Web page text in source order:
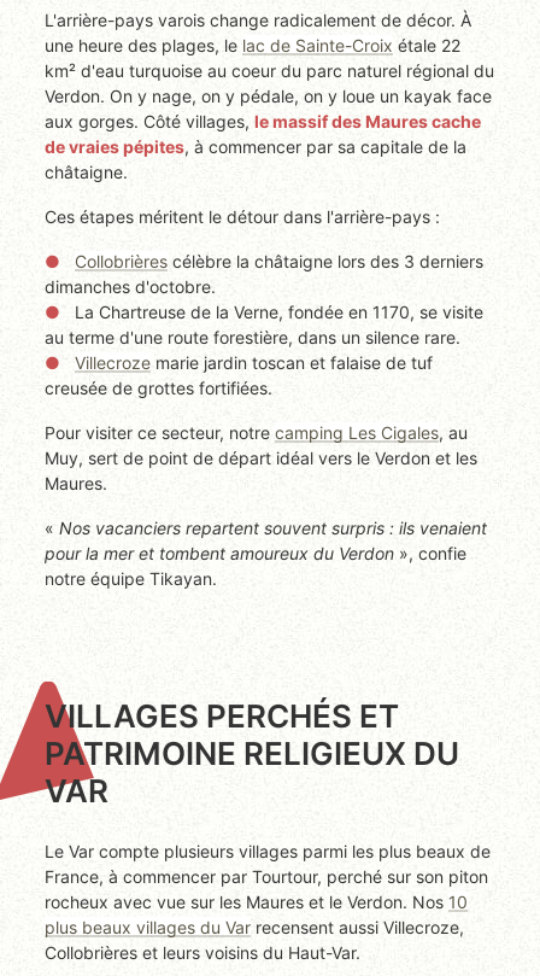
L'arrière-pays varois change radicalement de décor. À
une heure des plages, le lac de Sainte-Croix étale 22
km² d'eau turquoise au coeur du parc naturel régional du
Verdon. On y nage, on y pédale, on y loue un kayak face
aux gorges. Côté villages,le massif des Maures cache
de vraies pépites, à commencer par sa capitale de la
châtaigne.
Ces étapes méritent le détour dans l'arrière-pays :
Collobrières célèbre la châtaigne lors des 3 derniers
dimanches d'octobre.
La Chartreuse de la Verne, fondée en 1170, se visite
au terme d'une route forestière, dans un silence rare.
Villecroze marie jardin toscan et falaise de tuf
creusée de grottes fortifiées.
Pour visiter ce secteur, notrecamping Les Cigales, au
Muy, sert de point de départ idéal vers le Verdon et les
Maures.
«Nos vacanciers repartent souvent surpris : ils venaient
pour la mer et tombent amoureux du Verdon », confie
notre équipe Tikayan.
VILLAGES PERCHÉS ET
PATRIMOINE RELIGIEUX DU
VAR
Le Var compte plusieurs villages parmi les plus beaux de
France, à commencer par Tourtour, perché sur son piton
rocheux avec vue sur les Maures et le Verdon. Nos 10
plus beaux villages du Var recensent aussi Villecroze,
Collobrières et leurs voisins du Haut-Var.